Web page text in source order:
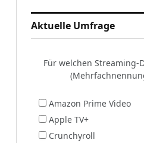
Aktuelle Umfrage
Für welchen Streaming-
Amazon Prime Video
Apple TV+
Crunchyroll